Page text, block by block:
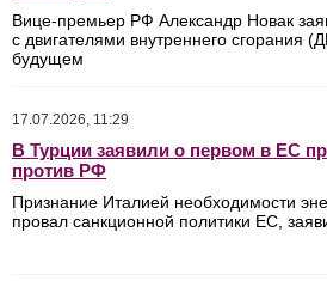
Вице-премьер РФ Александр Новак
с двигателями внутреннего сгорания
будущем
17.07.2026, 11:29
В Турции заявили о первом в ЕС
против РФ
Признание Италией необходимости
провал санкционной политики ЕС,